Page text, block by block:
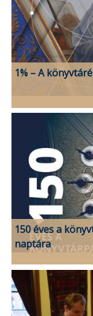
1% – A
150 éves a
naptára